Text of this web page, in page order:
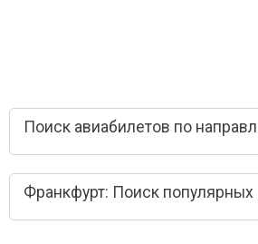
Поиск авиабилетов по
Франкфурт: Поиск